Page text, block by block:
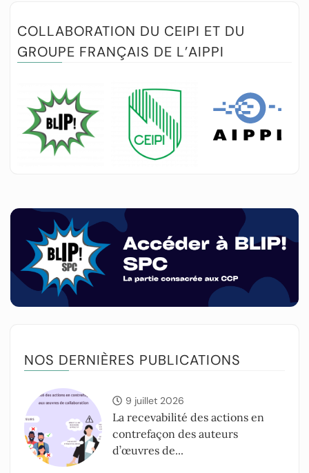
COLLABORATION DU CEIPI ET DU
GROUPE FRANÇAIS DE L’AIPPI
NOS DERNIÈRES PUBLICATIONS
9 juillet 2026
La recevabilité des actions en
contrefaçon des auteurs
d’œuvres de...